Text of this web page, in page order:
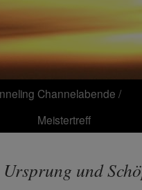
Channelabende /
Meistertreff
Ursprung und